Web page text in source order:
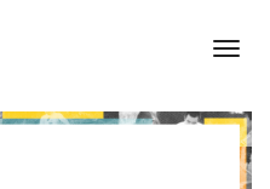
Toggle